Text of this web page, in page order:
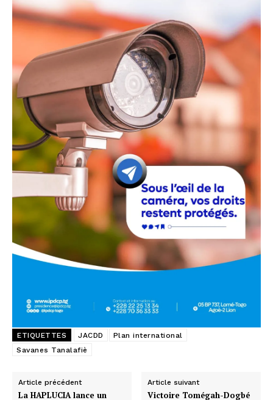
ETIQUETTES JACDD
Plan international
Savanes Tanalafiè
Article précédent
La HAPLUCIA lance un
Article suivant
Victoire Tomégah-Dogbé